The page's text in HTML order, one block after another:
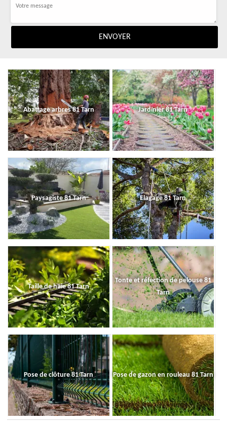
Abattage arbres 81 Tarn Jardinier 81 Tarn
Paysagiste 81 Tarn Elagage 81 Tarn
Taille de haie 81 Tarn
Tonte et réfection de pelouse 81
Tarn
Pose de clôture 81 Tarn Pose de gazon en rouleau 81 Tarn